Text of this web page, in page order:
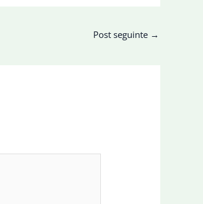
Post seguinte →